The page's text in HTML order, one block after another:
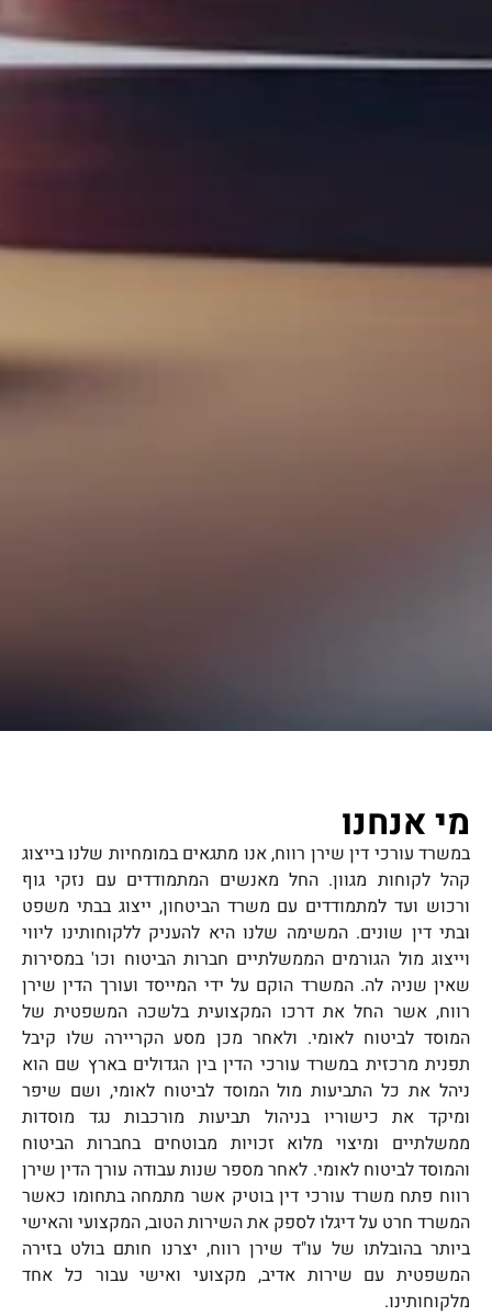
ברוכים הבאים למשרד עורכי דין שירן רווח. המשרד מתמחה בתביעות מול
המוסד לביטוח לאומי, נפגעי פעולות איבה, תביעות מול אגף השיקום של
משרד הבטחון, תביעות נזיקין, תביעות מול חברות ביטוח, ביטוחים
סוציאליים סיעודיים, רשלנות רפואית ותביעות של נפגעי תאונות דרכים.
משרדנו הוקם על ידי עורך הדין שירן רווח ומחויב ללוות אתכם במורכבות
של התמודדות במיצוי הזכויות שלכם. עם היסטוריה עשירה של סיוע עבור
לקוחות מול חברות ביטוח, המוסד לביטוח לאומי ובתי המשפט השונים -
המומחיות שלנו מבטיחה לספק לכם ייצוג מהשורה הראשונה ופתרונות
משפטיים פורצי דרך אשר מותאמים אישית עבורכם. עדיין מתלבטים כיצד
לממש את זכויותיכם? צרו אתנו קשר כבר עכשיו.
צרו קשר עכשיו
מי אנחנו
במשרד עורכי דין שירן רווח, אנו מתגאים במומחיות שלנו בייצוג
קהל לקוחות מגוון. החל מאנשים המתמודדים עם נזקי גוף
ורכוש ועד למתמודדים עם משרד הביטחון, ייצוג בבתי משפט
ובתי דין שונים. המשימה שלנו היא להעניק ללקוחותינו ליווי
וייצוג מול הגורמים הממשלתיים חברות הביטוח וכו' במסירות
שאין שניה לה. המשרד הוקם על ידי המייסד ועורך הדין שירן
רווח, אשר החל את דרכו המקצועית בלשכה המשפטית של
המוסד לביטוח לאומי. ולאחר מכן מסע הקריירה שלו קיבל
תפנית מרכזית במשרד עורכי הדין בין הגדולים בארץ שם הוא
ניהל את כל התביעות מול המוסד לביטוח לאומי, ושם שיפר
ומיקד את כישוריו בניהול תביעות מורכבות נגד מוסדות
ממשלתיים ומיצוי מלוא זכויות מבוטחים בחברות הביטוח
והמוסד לביטוח לאומי. לאחר מספר שנות עבודה עורך הדין שירן
רווח פתח משרד עורכי דין בוטיק אשר מתמחה בתחומו כאשר
המשרד חרט על דיגלו לספק את השירות הטוב, המקצועי והאישי
ביותר בהובלתו של עו"ד שירן רווח, יצרנו חותם בולט בזירה
המשפטית עם שירות אדיב, מקצועי ואישי עבור כל אחד
מלקוחותינו.